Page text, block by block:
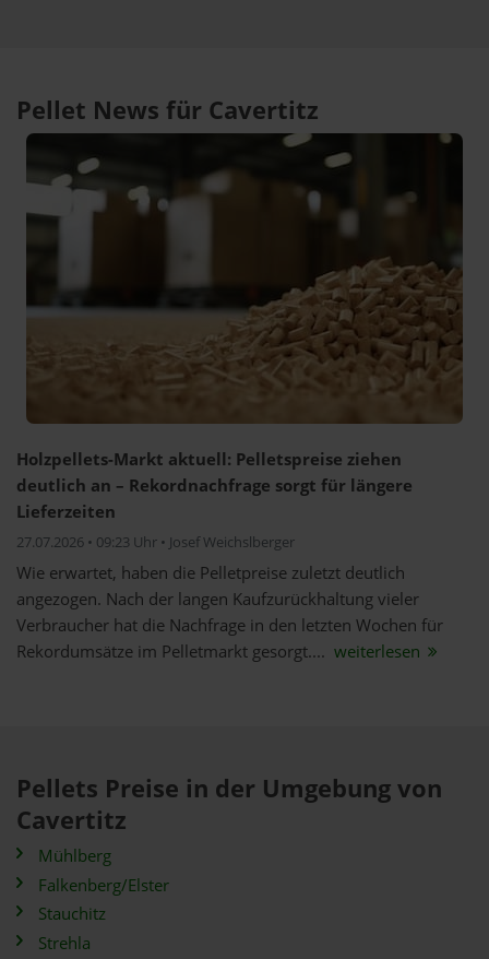
Pellet News für Cavertitz
Holzpellets-Markt aktuell: Pelletspreise ziehen
deutlich an – Rekordnachfrage sorgt für längere
Lieferzeiten
27.07.2026 • 09:23 Uhr • Josef Weichslberger
Wie erwartet, haben die Pelletpreise zuletzt deutlich
angezogen. Nach der langen Kaufzurückhaltung vieler
Verbraucher hat die Nachfrage in den letzten Wochen für
Rekordumsätze im Pelletmarkt gesorgt.... weiterlesen
Pellets Preise in der Umgebung von
Cavertitz
Mühlberg
Falkenberg/Elster
Stauchitz
Strehla